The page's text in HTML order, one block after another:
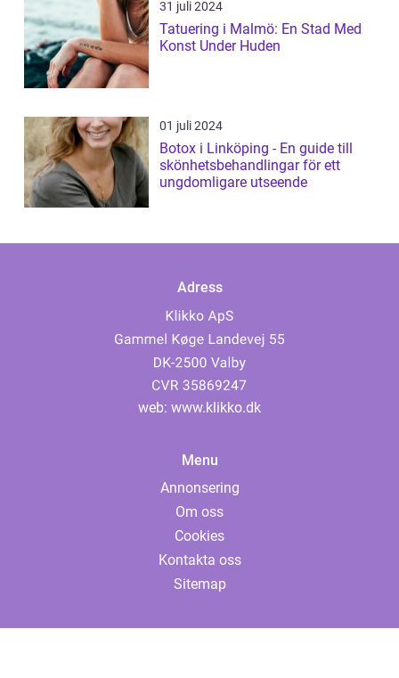
31 juli 2024
Tatuering i Malmö: En Stad Med
Konst Under Huden
01 juli 2024
Botox i Linköping - En guide till
skönhetsbehandlingar för ett
ungdomligare utseende
Adress
web: www.klikko.dk
Menu
Annonsering
Om oss
Cookies
Kontakta oss
Sitemap